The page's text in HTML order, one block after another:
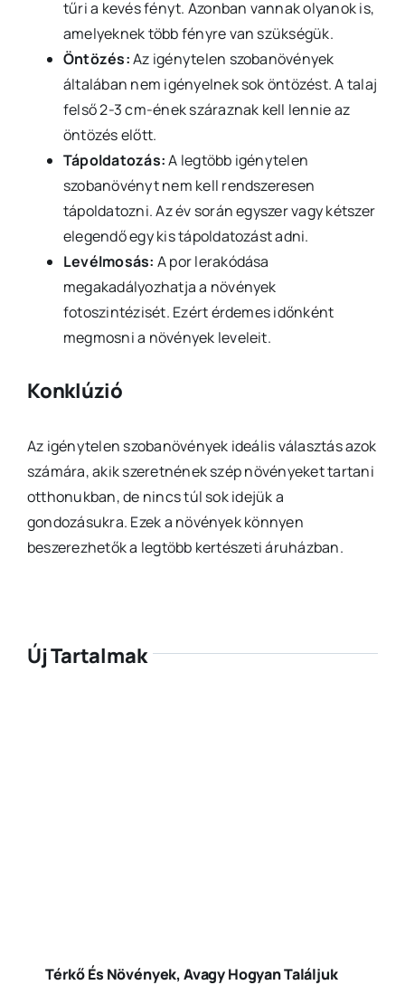
tűri a kevés fényt. Azonban vannak olyanok is,
amelyeknek több fényre van szükségük.
Öntözés:Az igénytelen szobanövények
általában nem igényelnek sok öntözést. A talaj
felső 2-3 cm-ének száraznak kell lennie az
öntözés előtt.
Tápoldatozás:A legtöbb igénytelen
szobanövényt nem kell rendszeresen
tápoldatozni. Az év során egyszer vagy kétszer
elegendő egy kis tápoldatozást adni.
Levélmosás: A por lerakódása
megakadályozhatja a növények
fotoszintézisét. Ezért érdemes időnként
megmosni a növények leveleit.
Konklúzió
Az igénytelen szobanövények ideális választás azok
számára, akik szeretnének szép növényeket tartani
otthonukban, de nincs túl sok idejük a
gondozásukra. Ezek a növények könnyen
beszerezhetők a legtöbb kertészeti áruházban.
Új Tartalmak
Térkő És Növények, Avagy Hogyan Találjuk